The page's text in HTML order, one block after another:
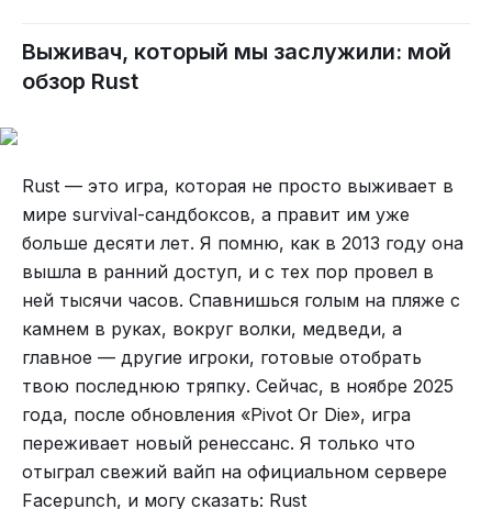
Выживач, который мы заслужили: мой
обзор Rust
Rust — это игра, которая не просто выживает в
мире survival-сандбоксов, а правит им уже
больше десяти лет. Я помню, как в 2013 году она
вышла в ранний доступ, и с тех пор провел в
ней тысячи часов. Спавнишься голым на пляже с
камнем в руках, вокруг волки, медведи, а
главное — другие игроки, готовые отобрать
твою последнюю тряпку. Сейчас, в ноябре 2025
года, после обновления «Pivot Or Die», игра
переживает новый ренессанс. Я только что
отыграл свежий вайп на официальном сервере
Facepunch, и могу сказать: Rust